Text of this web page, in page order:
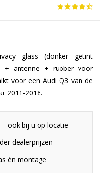
glass (donker getint
+ antenne + rubber voor
voor een Audi Q3 van de
2011-2018.
ook bij u op locatie
dealerprijzen
én montage